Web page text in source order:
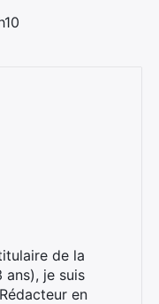
de la
je suis
en